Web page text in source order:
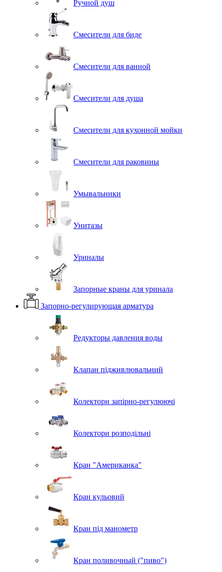
Ручной душ
Смесители для биде
Смесители для ванной
Смесители для душа
Смесители для кухонной мойки
Смесители для раковины
Умывальники
Унитазы
Уриналы
Запорные краны для уринала
Запорно-регулирующая арматура
Редукторы давления воды
Клапан підживлювальний
Колектори запірно-регулюючі
Колектори розподільні
Кран "Американка"
Кран кульовий
Кран під манометр
Кран поливочный ("пиво")